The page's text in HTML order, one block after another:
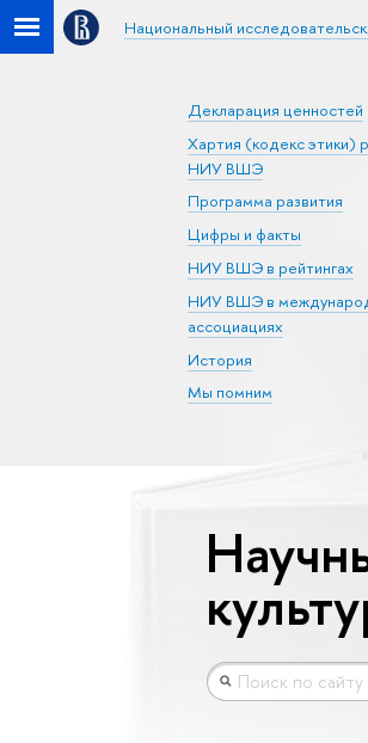
Национальный
Декларация ценностей
Хартия (кодекс этики)
НИУ ВШЭ
Программа развития
Цифры и факты
НИУ ВШЭ в рейтингах
НИУ ВШЭ в
ассоциациях
История
Мы помним